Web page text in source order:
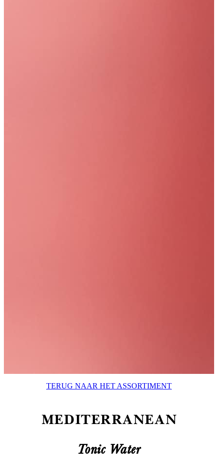
TERUG NAAR HET ASSORTIMENT
MEDITERRANEAN
Tonic Water